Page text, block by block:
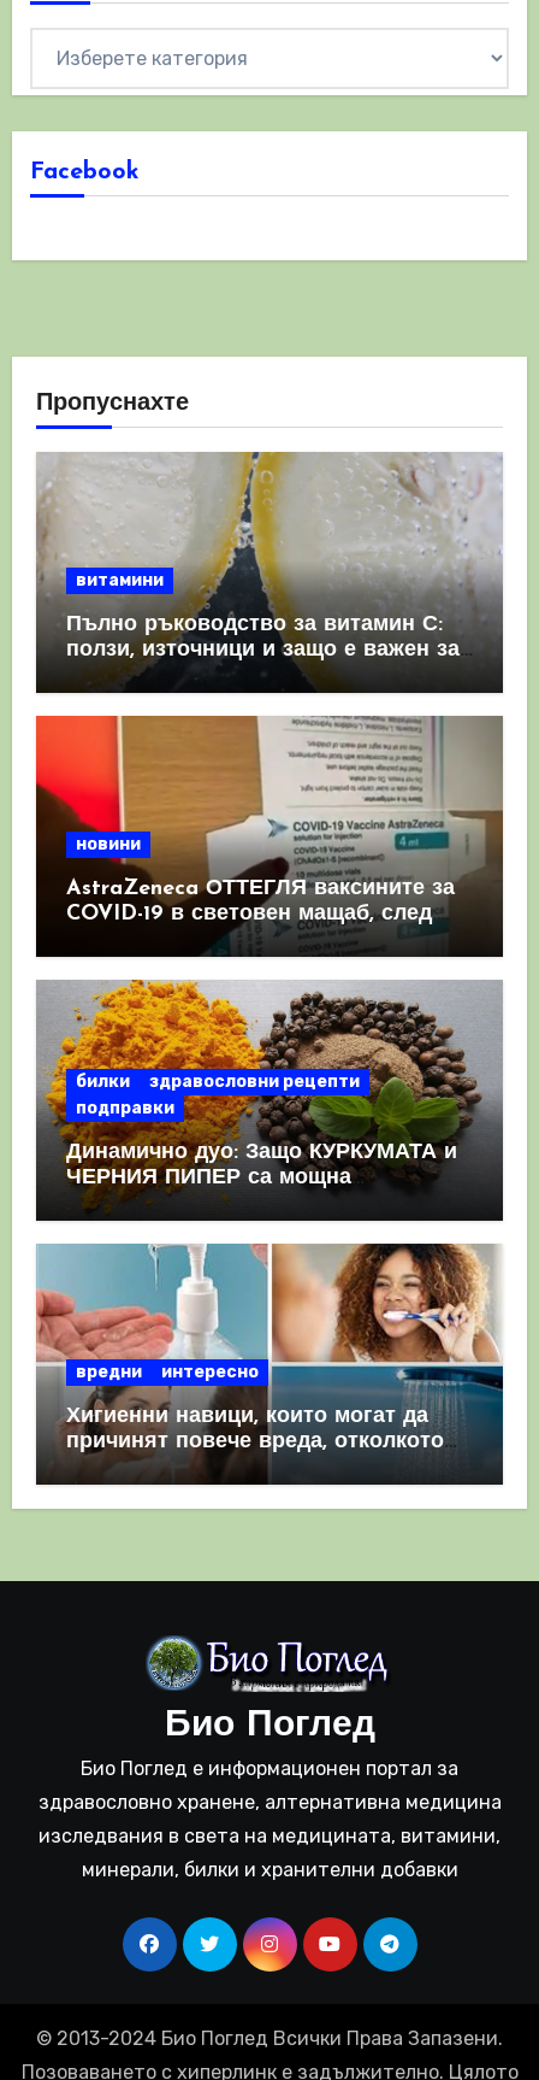
Facebook
Пропуснахте
витамини
Пълно ръководство за витамин С:
ползи, източници и защо е важен за
имунната система
новини
AstraZeneca ОТТЕГЛЯ ваксините за
COVID-19 в световен мащаб, след
като призна, че те причиняват
КРЪВНИ съсиреци
билки
здравословни рецепти
подправки
Динамично дуо: Защо КУРКУМАТА и
ЧЕРНИЯ ПИПЕР са мощна
комбинация
вредни интересно
Хигиенни навици, които могат да
причинят повече вреда, отколкото
полза
Био Поглед
Био Поглед е информационен портал за
здравословно хранене, алтернативна медицина
изследвания в света на медицината, витамини,
минерали, билки и хранителни добавки
© 2013-2024 Био Поглед Всички Права Запазени.
Позоваването с хиперлинк е задължително. Цялото